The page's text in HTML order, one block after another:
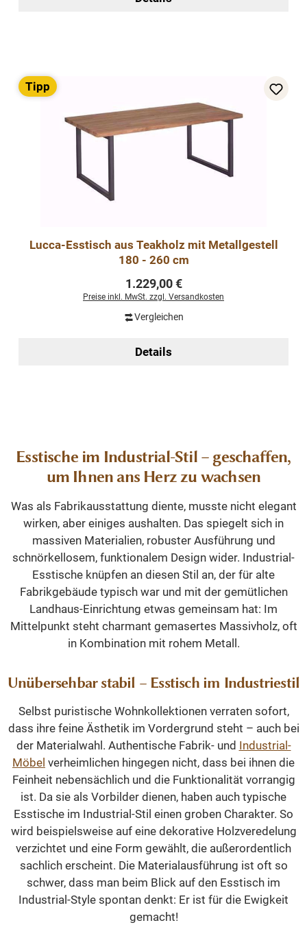
Tipp
Lucca-Esstisch aus Teakholz mit Metallgestell
180 - 260 cm
Regulärer Preis:
1.229,00 €
Preise inkl. MwSt. zzgl. Versandkosten
Vergleichen
Details
Esstische im Industrial-Stil – geschaffen,
um Ihnen ans Herz zu wachsen
Was als Fabrikausstattung diente, musste nicht elegant
wirken, aber einiges aushalten. Das spiegelt sich in
massiven Materialien, robuster Ausführung und
schnörkellosem, funktionalem Design wider. Industrial-
Esstische knüpfen an diesen Stil an, der für alte
Fabrikgebäude typisch war und mit der gemütlichen
Landhaus-Einrichtung etwas gemeinsam hat: Im
Mittelpunkt steht charmant gemasertes Massivholz, oft
in Kombination mit rohem Metall.
Unübersehbar stabil – Esstisch im Industriestil
Selbst puristische Wohnkollektionen verraten sofort,
dass ihre feine Ästhetik im Vordergrund steht – auch bei
der Materialwahl. Authentische Fabrik- und Industrial-
Möbel verheimlichen hingegen nicht, dass bei ihnen die
Feinheit nebensächlich und die Funktionalität vorrangig
ist. Da sie als Vorbilder dienen, haben auch typische
Esstische im Industrial-Stil einen groben Charakter. So
wird beispielsweise auf eine dekorative Holzveredelung
verzichtet und eine Form gewählt, die außerordentlich
sachlich erscheint. Die Materialausführung ist oft so
schwer, dass man beim Blick auf den Esstisch im
Industrial-Style spontan denkt: Er ist für die Ewigkeit
gemacht!